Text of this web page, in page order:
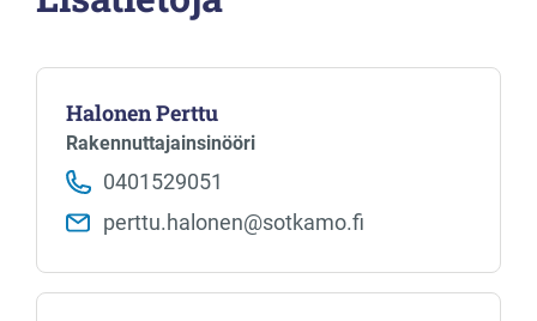
Halonen Perttu
Rakennuttajainsinööri
0401529051
perttu.halonen​@sotkamo.fi